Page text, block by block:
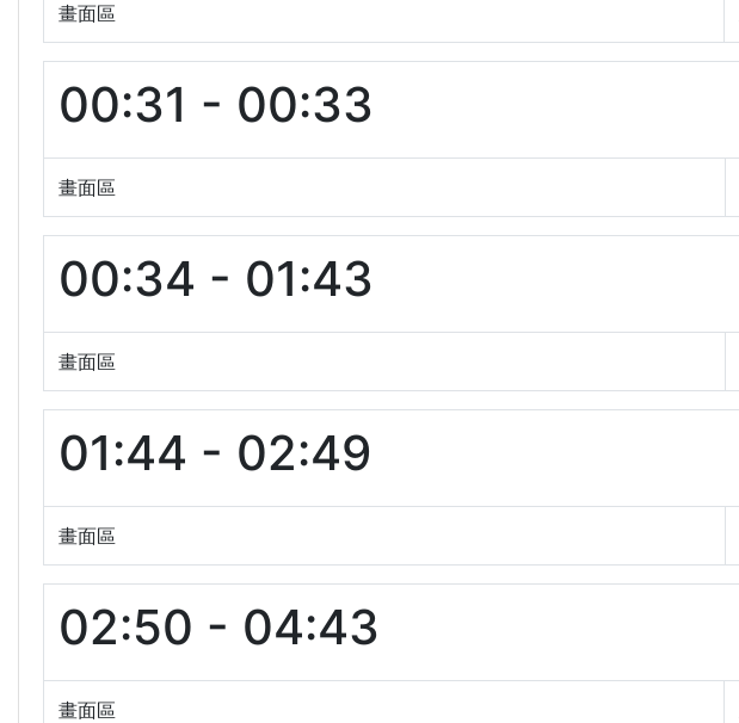
畫面區
00:31 - 00:33
畫面區
00:34 - 01:43
畫面區
01:44 - 02:49
畫面區
02:50 - 04:43
畫面區